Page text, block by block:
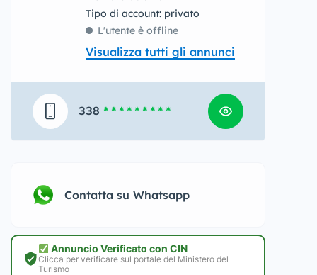
tipo di account: privato
L'utente è offline
Visualizza tutti gli annunci
338 * * * * * * * * *
Contatta su Whatsapp
Annuncio Verificato con CIN
Clicca per verificare sul portale del Ministero del
Turismo